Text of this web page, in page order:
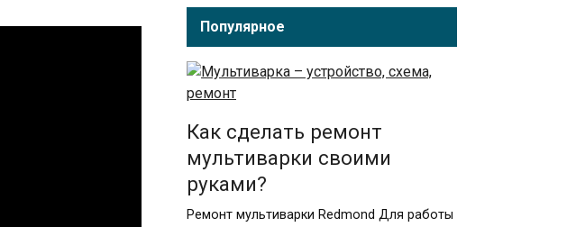
Популярное
Как сделать ремонт
мультиварки своими
руками?
Ремонт мультиварки Redmond Для работы